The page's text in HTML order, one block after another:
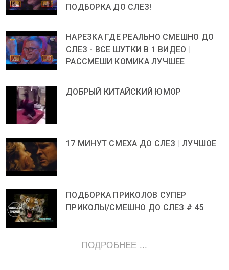
ПОДБОРКА ДО СЛЕЗ!
НАРЕЗКА ГДЕ РЕАЛЬНО СМЕШНО ДО
СЛЕЗ - ВСЕ ШУТКИ В 1 ВИДЕО |
РАССМЕШИ КОМИКА ЛУЧШЕЕ
ДОБРЫЙ КИТАЙСКИЙ ЮМОР
17 МИНУТ СМЕХА ДО СЛЕЗ | ЛУЧШОЕ
ПОДБОРКА ПРИКОЛОВ СУПЕР
ПРИКОЛЫ/СМЕШНО ДО СЛЕЗ # 45
ПОДРОБНЕЕ ...